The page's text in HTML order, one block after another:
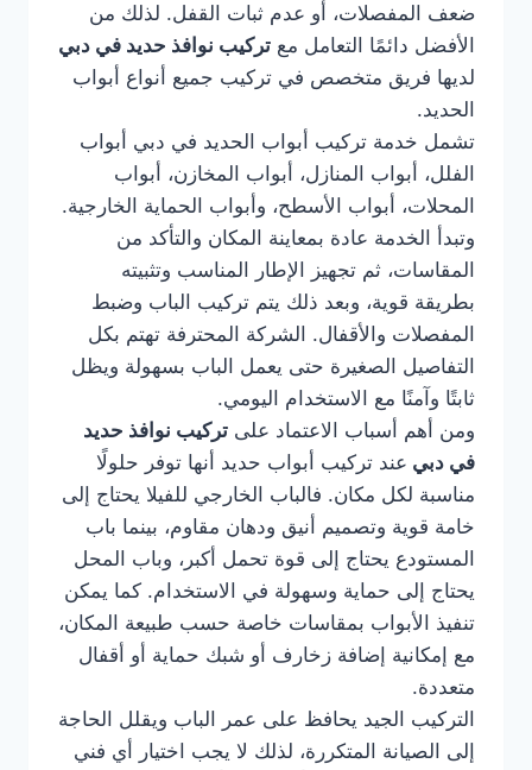
ضعف المفصلات، أو عدم ثبات القفل. لذلك من
الأفضل دائمًا التعامل مع تركيب نوافذ حديد في دبي
لديها فريق متخصص في تركيب جميع أنواع أبواب
الحديد.
تشمل خدمة تركيب أبواب الحديد في دبي أبواب
الفلل، أبواب المنازل، أبواب المخازن، أبواب
المحلات، أبواب الأسطح، وأبواب الحماية الخارجية.
وتبدأ الخدمة عادة بمعاينة المكان والتأكد من
المقاسات، ثم تجهيز الإطار المناسب وتثبيته
بطريقة قوية، وبعد ذلك يتم تركيب الباب وضبط
المفصلات والأقفال. الشركة المحترفة تهتم بكل
التفاصيل الصغيرة حتى يعمل الباب بسهولة ويظل
ثابتًا وآمنًا مع الاستخدام اليومي.
ومن أهم أسباب الاعتماد على تركيب نوافذ حديد
في دبي عند تركيب أبواب حديد أنها توفر حلولًا
مناسبة لكل مكان. فالباب الخارجي للفيلا يحتاج إلى
خامة قوية وتصميم أنيق ودهان مقاوم، بينما باب
المستودع يحتاج إلى قوة تحمل أكبر، وباب المحل
يحتاج إلى حماية وسهولة في الاستخدام. كما يمكن
تنفيذ الأبواب بمقاسات خاصة حسب طبيعة المكان،
مع إمكانية إضافة زخارف أو شبك حماية أو أقفال
متعددة.
التركيب الجيد يحافظ على عمر الباب ويقلل الحاجة
إلى الصيانة المتكررة، لذلك لا يجب اختيار أي فني